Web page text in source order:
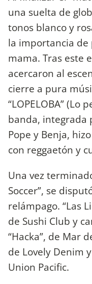
una suelta de
tonos blanco y
la importancia de
mama. Tras este
acercaron al
cierre a pura
“LOPELOBA” (Lo
banda, integrada
Pope y Benja,
con reggaetón y
Una vez
Soccer”, se
relámpago. “Las
de Sushi Club y
“Hacka”, de Mar
de Lovely Denim
Union Pacific.